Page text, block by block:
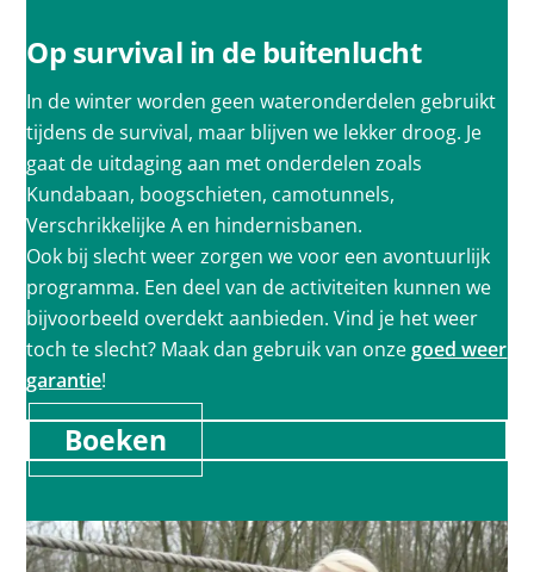
Op survival in de buitenlucht
In de winter worden geen wateronderdelen gebruikt
tijdens de survival, maar blijven we lekker droog. Je
gaat de uitdaging aan met onderdelen zoals
Kundabaan, boogschieten, camotunnels,
Verschrikkelijke A en hindernisbanen.
Ook bij slecht weer zorgen we voor een avontuurlijk
programma. Een deel van de activiteiten kunnen we
bijvoorbeeld overdekt aanbieden. Vind je het weer
toch te slecht? Maak dan gebruik van onzegoed weer
garantie!
Boeken